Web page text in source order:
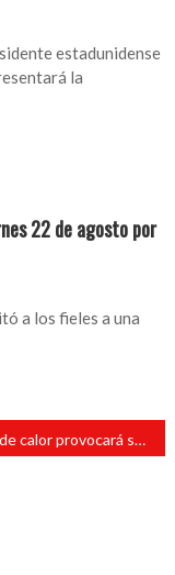
estadunidense
la
22 de agosto por
a los fieles a una
Ola de calor provocará sensación de 42 a 43 grados